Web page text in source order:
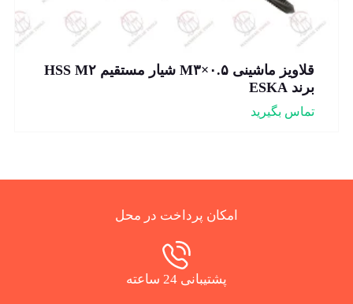
قلاویز ماشینی M۳×۰.۵ شیار مستقیم HSS M۲
برند ESKA
تماس بگیرید
امکان پرداخت در محل
پشتیبانی 24 ساعته